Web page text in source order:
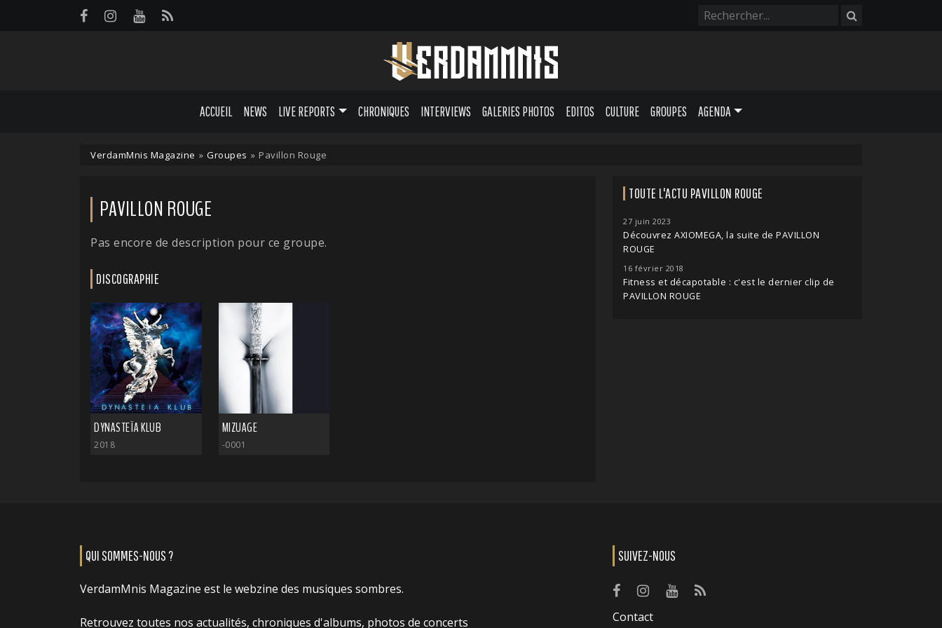
ACCUEIL NEWS LIVE REPORTS CHRONIQUES INTERVIEWS GALERIES PHOTOS EDITOS CULTURE GROUPES AGENDA
VerdamMnis Magazine » Groupes » Pavillon Rouge
PAVILLON ROUGE
Pas encore de description pour ce groupe.
DISCOGRAPHIE
DYNASTEÏA KLUB
2018
MIZUAGE
-0001
TOUTE L'ACTU PAVILLON ROUGE
27 juin 2023
Découvrez AXIOMEGA, la suite de PAVILLON
ROUGE
16 février 2018
Fitness et décapotable : c'est le dernier clip de
PAVILLON ROUGE
QUI SOMMES-NOUS ?
VerdamMnis Magazine est le webzine des musiques sombres.
Retrouvez toutes nos actualités, chroniques d'albums, photos de concerts
SUIVEZ-NOUS
Contact
Panneau de gestion des cookies